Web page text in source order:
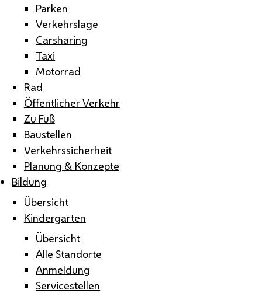
Parken
Verkehrslage
Carsharing
Taxi
Motorrad
Rad
Öffentlicher Verkehr
Zu Fuß
Baustellen
Verkehrssicherheit
Planung & Konzepte
Bildung
Übersicht
Kindergarten
Übersicht
Alle Standorte
Anmeldung
Servicestellen